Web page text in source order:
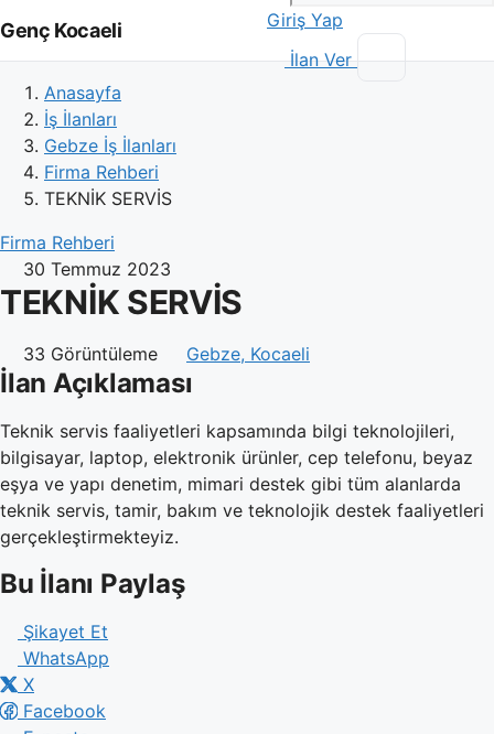
Genç Kocaeli
Giriş Yap
İlan Ver
Anasayfa
İş İlanları
Gebze İş İlanları
Firma Rehberi
TEKNİK SERVİS
Firma Rehberi
30 Temmuz 2023
TEKNİK SERVİS
33 Görüntüleme Gebze, Kocaeli
İlan Açıklaması
Teknik servis faaliyetleri kapsamında bilgi teknolojileri,
bilgisayar, laptop, elektronik ürünler, cep telefonu, beyaz
eşya ve yapı denetim, mimari destek gibi tüm alanlarda
teknik servis, tamir, bakım ve teknolojik destek faaliyetleri
gerçekleştirmekteyiz.
Bu İlanı Paylaş
Şikayet Et
WhatsApp
X
Facebook